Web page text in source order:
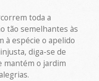
toda a
tão semelhantes às
à espécie o apelido
diga-se de
mantém o jardim